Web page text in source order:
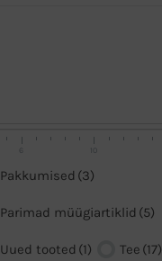
Pakkumised (3)
Parimad müügiartiklid (5)
Uued tooted (1) Tee (17)